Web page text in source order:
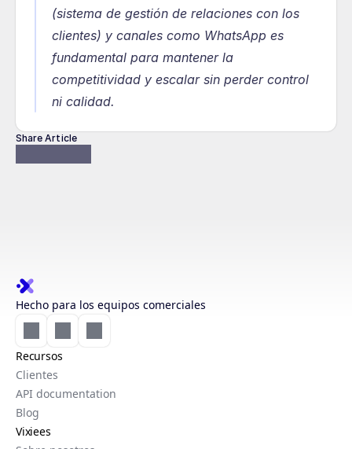
(sistema de gestión de relaciones con los
clientes) y canales como WhatsApp es
fundamental para mantener la
competitividad y escalar sin perder control
ni calidad.
Share Article
Hecho para los equipos comerciales
Recursos
Clientes
API documentation
Blog
Vixiees